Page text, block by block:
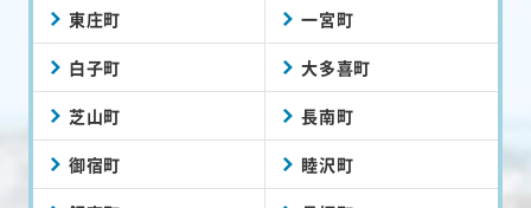
東庄町 一宮町
白子町 大多喜町
芝山町 長南町
御宿町 睦沢町